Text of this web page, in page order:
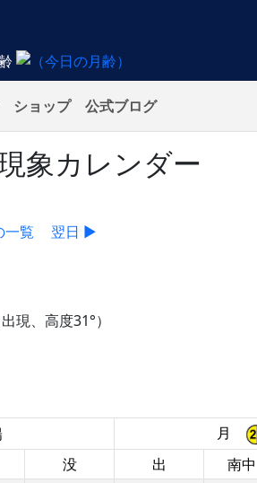
ショップ 公式ブログ
象カレンダー
一覧 翌日 ▶
現、高度31°）
月
没 出 南中